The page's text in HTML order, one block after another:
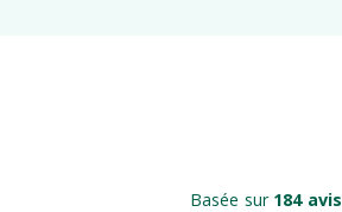
Basée sur 184 avis